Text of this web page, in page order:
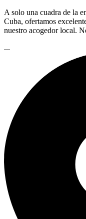
A solo una cuadra de la
Cuba, ofertamos
nuestro acogedor local.
...